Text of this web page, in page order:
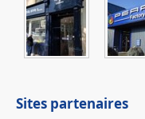
Sites partenaires